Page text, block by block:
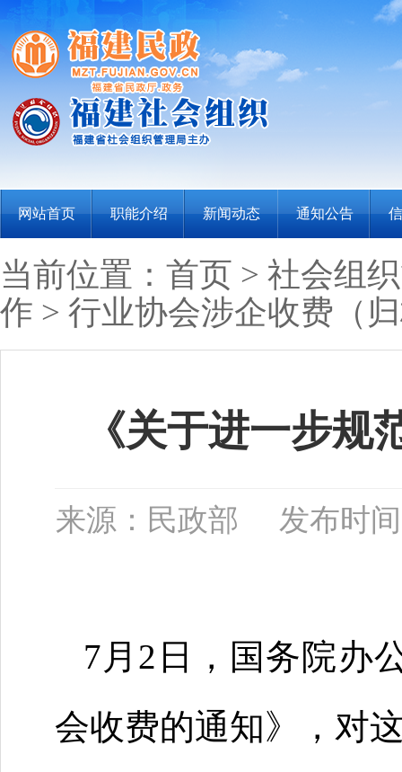
网站首页 职能介绍 新闻动态 通知公告
当前位置： 首页 > 社会组
作 > 行业协会涉企收费（
《关于进一步
来源：民政部 发布时
7月2日，国务院办
会收费的通知》，对